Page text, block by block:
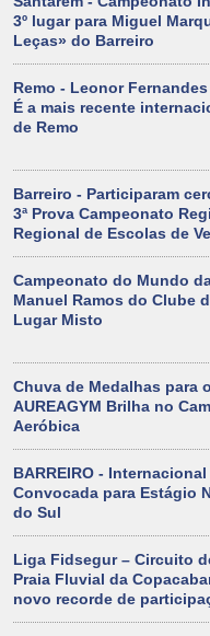
3º lugar para Miguel
Leças» do Barreiro
Remo - Leonor
É a mais recente
de Remo
Barreiro - Participaram
3ª Prova Campeonato
Regional de Escolas de
Campeonato do Mundo
Manuel Ramos do Clube
Lugar Misto
Chuva de Medalhas para
AUREAGYM Brilha no
Aeróbica
BARREIRO -
Convocada para Estágio
do Sul
Liga Fidsegur – Circuito
Praia Fluvial da
novo recorde de